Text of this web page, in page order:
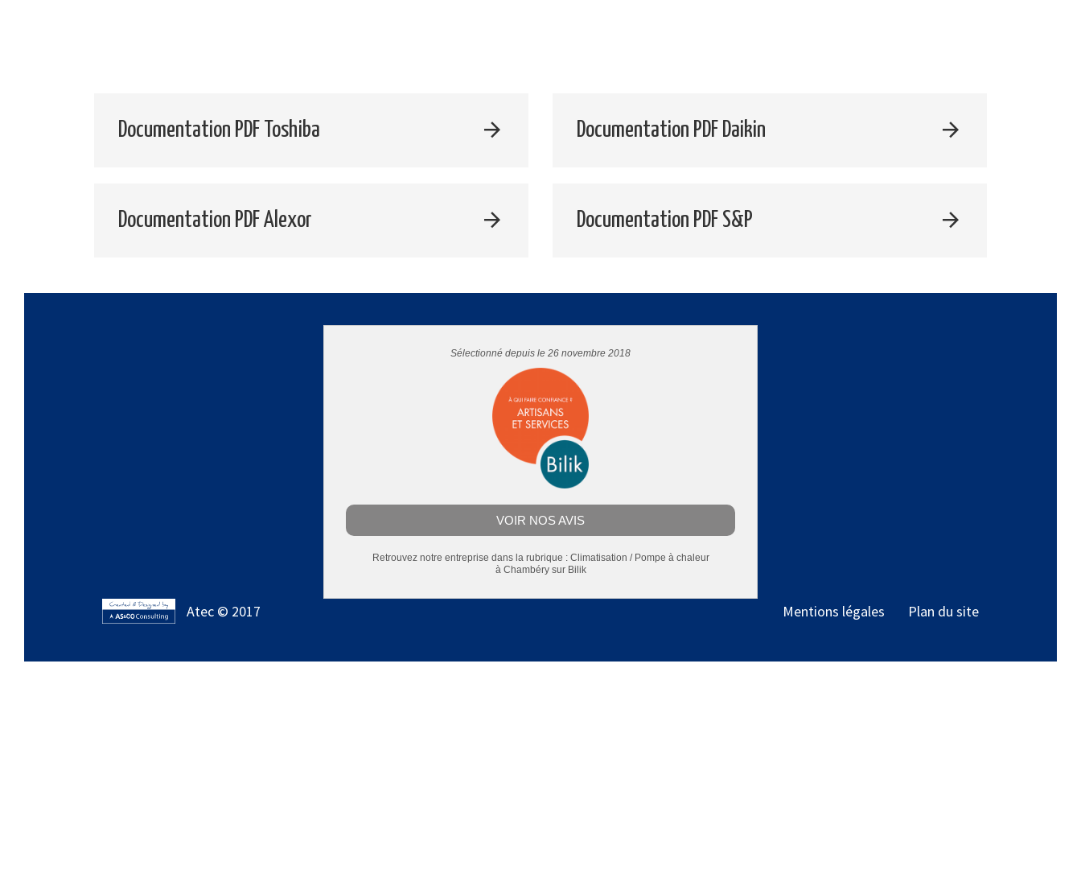
Documentation PDF Toshiba Documentation PDF Daikin
Documentation PDF Alexor Documentation PDF S&P
Sélectionné depuis le 26 novembre 2018
VOIR NOS AVIS
Retrouvez notre entreprise dans la rubrique : Climatisation / Pompe à chaleur
à Chambérysur Bilik
Atec © 2017 Mentions légales Plan du site